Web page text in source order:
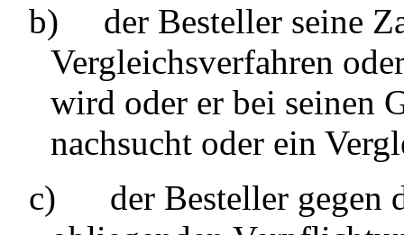
b)
der Besteller seine
Vergleichsverfahren
wird oder er bei seinen
nachsucht oder ein
c)
der Besteller gegen